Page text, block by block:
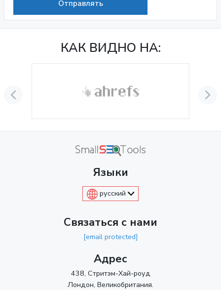
Отправлять
КАК ВИДНО НА:
Языки
русский
Связаться с нами
[email protected]
Адрес
438, Стритэм-Хай-роуд
Лондон, Великобритания.